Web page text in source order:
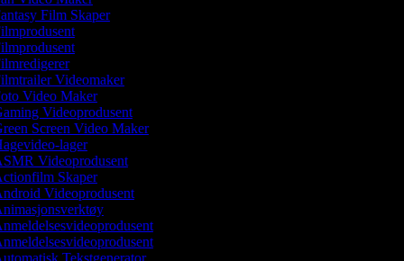
Film Skaper
Videomaker
Video Maker
Videoprodusent
Screen Video Maker
lager
Videoprodusent
Skaper
Videoprodusent
Tekstgenerator